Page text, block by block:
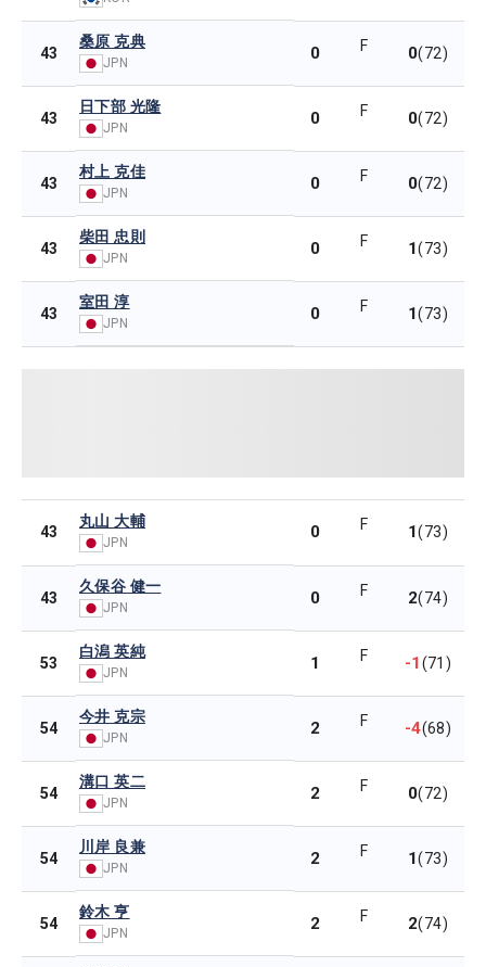
43
桑原 克典
JPN 0 F 0(72)
43
日下部 光隆
JPN 0 F 0(72)
43
村上 克佳
JPN 0 F 0(72)
43
柴田 忠則
JPN 0 F 1(73)
43
室田 淳
JPN 0 F 1(73)
43
丸山 大輔
JPN
0 F 1(73)
43
久保谷 健一
JPN 0 F 2(74)
53
白潟 英純
JPN 1 F -1(71)
54
今井 克宗
JPN 2 F -4(68)
54
溝口 英二
JPN 2 F 0(72)
54
川岸 良兼
JPN 2 F 1(73)
54
鈴木 亨
JPN 2 F 2(74)